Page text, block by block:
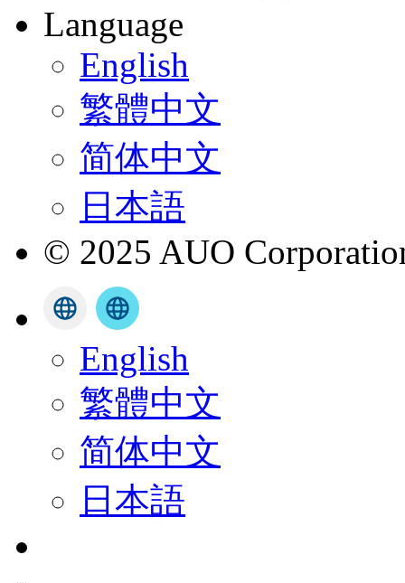
Language
English
繁體中文
简体中文
日本語
© 2025 AUO
English
繁體中文
简体中文
日本語